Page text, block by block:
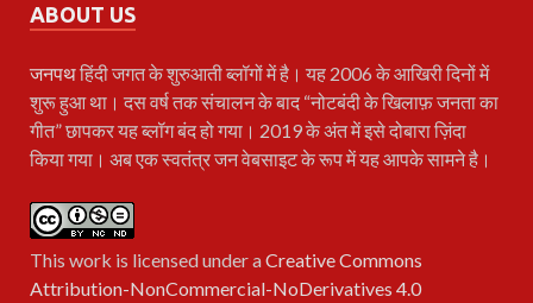
ABOUT US
जनपथहिंदी जगत के शुरुआती ब्लॉगों में है। यह 2006 के आखिरी दिनों में
शुरू हुआ था। दस वर्ष तक संचालन के बाद “नोटबंदी के खिलाफ़ जनता का
गीत” छापकर यह ब्लॉग बंद हो गया। 2019 के अंत में इसे दोबारा ज़िंदा
किया गया। अब एक स्वतंत्र जन वेबसाइट के रूप में यह आपके सामने है।
This work is licensed under aCreative Commons
Attribution-NonCommercial-NoDerivatives 4.0